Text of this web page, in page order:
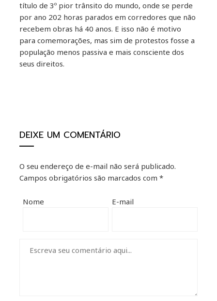
título de 3º pior trânsito do mundo, onde se perde
por ano 202 horas parados em corredores que não
recebem obras há 40 anos. E isso não é motivo
para comemorações, mas sim de protestos fosse a
população menos passiva e mais consciente dos
seus direitos.
DEIXE UM COMENTÁRIO
O seu endereço de e-mail não será publicado.
Campos obrigatórios são marcados com *
Nome E-mail